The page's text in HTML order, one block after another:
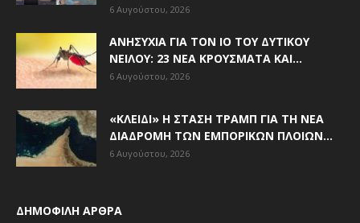
6 Αυγούστου, 2026
ΑΝΗΣΥΧΊΑ ΓΙΑ ΤΟΝ ΙΌ ΤΟΥ ΔΥΤΙΚΟΎ
ΝΕΊΛΟΥ: 23 ΝΈΑ ΚΡΟΎΣΜΑΤΑ ΚΑΙ...
6 Αυγούστου, 2026
«ΚΛΕΙΔΊ» Η ΣΤΆΣΗ ΤΡΑΜΠ ΓΙΑ ΤΗ ΝΈΑ
ΔΙΑΔΡΟΜΉ ΤΩΝ ΕΜΠΟΡΙΚΏΝ ΠΛΟΊΩΝ...
6 Αυγούστου, 2026
ΔΗΜΟΦΙΛΗ ΑΡΘΡΑ